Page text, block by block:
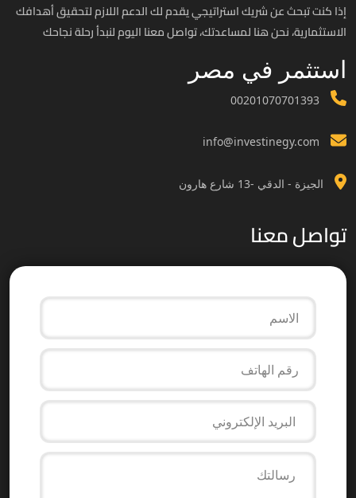
إذا كنت تبحث عن شريك استراتيجي يقدم لك الدعم اللازم لتحقيق أهدافك
الاستثمارية، نحن هنا لمساعدتك، تواصل معنا اليوم لنبدأ رحلة نجاحك
استثمر في مصر
00201070701393
info@investinegy.com
الجيزة - الدقي -13 شارع هارون
تواصل معنا